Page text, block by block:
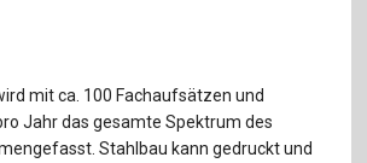
mit ca. 100 Fachaufsätzen und
Jahr das gesamte Spektrum des
Stahlbau kann gedruckt und